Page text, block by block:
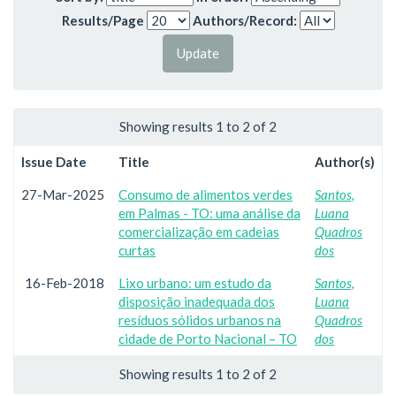
Results/Page
Authors/Record:
Showing results 1 to 2 of 2
Issue Date Title Author(s)
27-Mar-2025
Consumo de alimentos verdes
em Palmas - TO: uma análise da
comercialização em cadeias
curtas
Santos,
Luana
Quadros
dos
16-Feb-2018
Lixo urbano: um estudo da
disposição inadequada dos
resíduos sólidos urbanos na
cidade de Porto Nacional – TO
Santos,
Luana
Quadros
dos
Showing results 1 to 2 of 2